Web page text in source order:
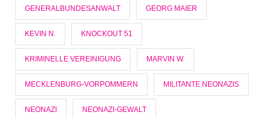
GENERALBUNDESANWALT GEORG MAIER
KEVIN N. KNOCKOUT 51
KRIMINELLE VEREINIGUNG MARVIN W.
MECKLENBURG-VORPOMMERN MILITANTE NEONAZIS
NEONAZI NEONAZI-GEWALT